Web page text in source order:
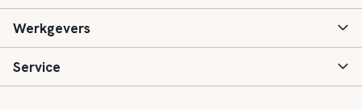
Speciaal (basis) onderwijs
Voortgezet onderwijs
Aanmelden
Vacatures
Werkgevers
Inloggen
Service